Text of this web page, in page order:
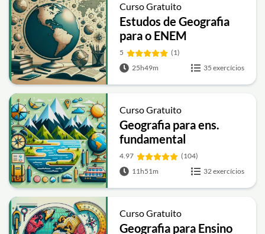
Curso Gratuito
Estudos de Geografia
para o ENEM
5
(1)
25h49m
35 exercícios
Curso Gratuito
Geografia para ens.
fundamental
4.97
(104)
11h51m
32 exercícios
Curso Gratuito
Geografia para Ensino